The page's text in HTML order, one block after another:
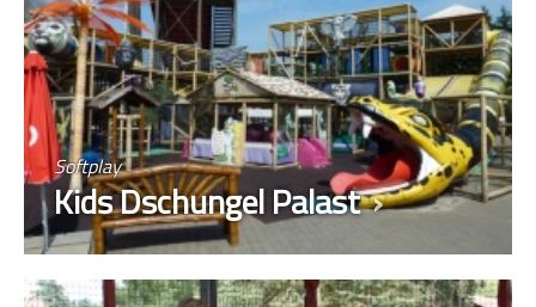
Softplay
Kids Dschungel Palast